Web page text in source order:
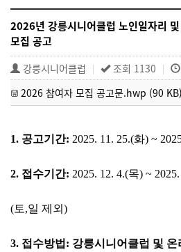
2026년 강릉시니어클럽 노인일자리
모집 공고
강릉시니어클럽 | 조회 1130 |
2026 참여자 모집 공고문.hwp (90 KB)
1. 공고기간: 2025. 11. 25.(화) ~
2. 접수기간: 2025. 12. 4.(목) ~
(토,일 제외)
3. 접수방법 : 강릉시니어클럽 및 온